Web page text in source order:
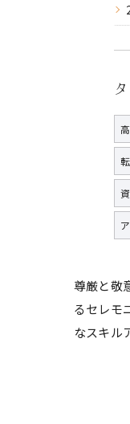
尊厳と敬
るセレモ
なスキル